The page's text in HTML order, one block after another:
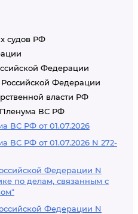
судов РФ
Федерации
Федерации
власти РФ
ВС РФ
ВС РФ от 01.07.2026
ВС РФ от 01.07.2026 N 272-
Федерации N
по делам, связанным с
Федерации N